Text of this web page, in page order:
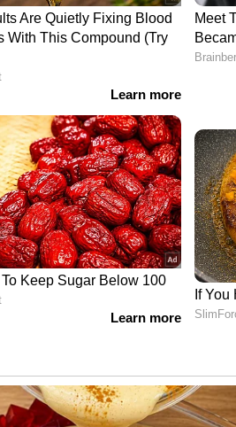
ഇന്ദു
ചേർന്നാണ് നീക്കം
മെഡിക്കൽ കോളേജ് ജൂബിലി
ക്ഷേത്ര
കൂടി നിന്നവർ പറയുന്നതും
ക്ഷേത്ര
കൂടി
ചേർന്ന ബഞ്ചാണ്.
തള്ളിയായിരുന്നു ഇത്.
കമ്മ്യൂണിസ്റ്റ്
സർക്കാർ നീക്കമെന്ന
ബിജെപിയുടെ
വിമർശനമുണ്ട്.